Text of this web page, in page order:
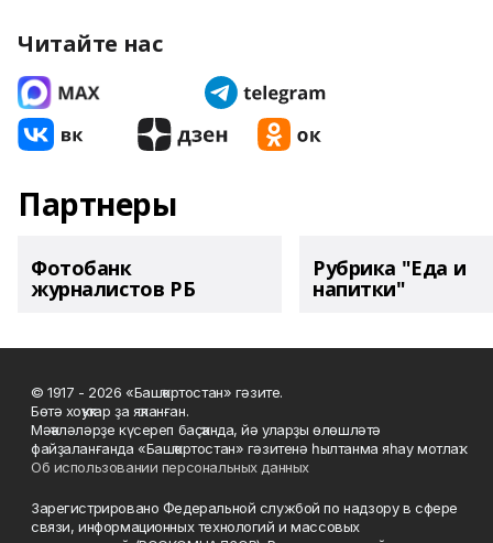
Читайте нас
Партнеры
Фотобанк
журналистов РБ
Рубрика "Еда и
напитки"
© 1917 - 2026 «Башҡортостан» гәзите.
Бөтә хоҡуҡтар ҙа яҡланған.
Мәҡәләләрҙе күсереп баҫҡанда, йә уларҙы өлөшләтә
файҙаланғанда «Башҡортостан» гәзитенә һылтанма яһау мотлаҡ.
Об использовании персональных данных
Зарегистрировано Федеральной службой по надзору в сфере
связи, информационных технологий и массовых